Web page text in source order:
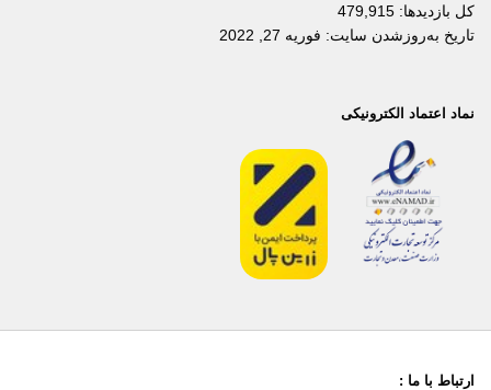
کل بازدیدها: 479,915
تاریخ به‌روزشدن سایت: فوریه 27, 2022
نماد اعتماد الکترونیکی
ارتباط با ما :